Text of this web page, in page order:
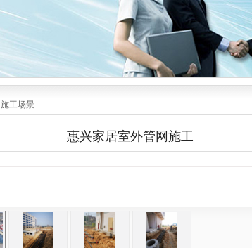
施工场景
惠兴家居室外管网施工